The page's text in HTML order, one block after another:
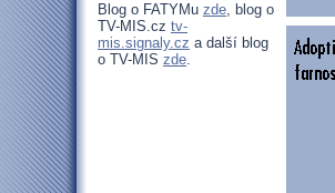
Blog o FATYMu zde, blog o
TV-MIS.cz tv-
mis.signaly.cz a další blog
o TV-MIS zde.